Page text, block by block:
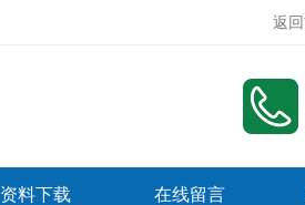
返
资料下载 在线留言